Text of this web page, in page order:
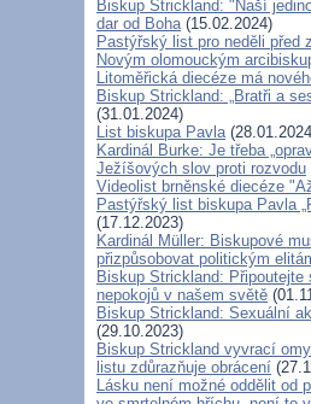
Biskup Strickland: "Naší
dar od Boha(15.02.2024)
Pastýřský list pro neděli před
Novým olomouckým
Litoměřická diecéze má
Biskup Strickland: „Bratři a
(31.01.2024)
List biskupa Pavla
Kardinál Burke: Je třeba
Ježíšových slov proti rozvodu
Videolist brněnské diecéze
Pastýřský list biskupa Pavla
(17.12.2023)
Kardinál Müller: Biskupové
přizpůsobovat politickým
Biskup Strickland:
nepokojů v našem světě
Biskup Strickland: Sexuální
(29.10.2023)
Biskup Strickland vyvrací
listu zdůrazňuje obrácení
Lásku není možné oddělit od